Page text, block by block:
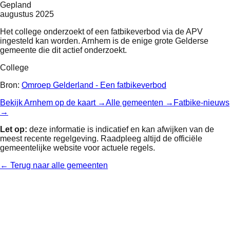
Gepland
augustus 2025
Het college onderzoekt of een fatbikeverbod via de APV
ingesteld kan worden. Arnhem is de enige grote Gelderse
gemeente die dit actief onderzoekt.
College
Bron: Omroep Gelderland - Een fatbikeverbod
BekijkArnhem op de kaart →Alle gemeenten → Fatbike-nieuws
→
Let op: deze informatie is indicatief en kan afwijken van de
meest recente regelgeving. Raadpleeg altijd de officiële
gemeentelijke website voor actuele regels.
← Terug naar alle gemeenten